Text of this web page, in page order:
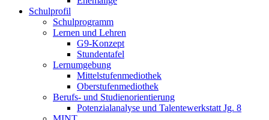
Schulprofil
Schulprogramm
Lernen und Lehren
G9-Konzept
Stundentafel
Lernumgebung
Mittelstufenmediothek
Oberstufenmediothek
Berufs- und Studienorientierung
Potenzialanalyse und Talentewerkstatt Jg. 8